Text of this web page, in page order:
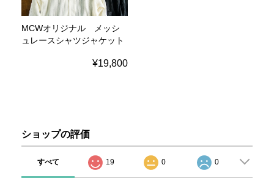
MCWオリジナル メッシ
ュレースシャツジャケット
¥19,800
ショップの評価
すべて 19 0 0